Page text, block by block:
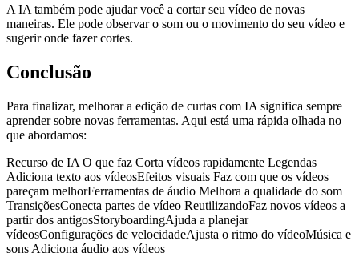
A IA também pode ajudar você a cortar seu vídeo de novas
maneiras. Ele pode observar o som ou o movimento do seu vídeo e
sugerir onde fazer cortes.
Conclusão
Para finalizar, melhorar a edição de curtas com IA significa sempre
aprender sobre novas ferramentas. Aqui está uma rápida olhada no
que abordamos:
Recurso de IA O que faz Corta vídeos rapidamente Legendas
Adiciona texto aos vídeosEfeitos visuais Faz com que os vídeos
pareçam melhorFerramentas de áudio Melhora a qualidade do som
TransiçõesConecta partes de vídeo ReutilizandoFaz novos vídeos a
partir dos antigosStoryboardingAjuda a planejar
vídeosConfigurações de velocidadeAjusta o ritmo do vídeoMúsica e
sons Adiciona áudio aos vídeos